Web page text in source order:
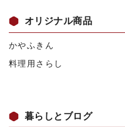
オリジナル商品
かやふきん
料理用さらし
暮らしとブログ